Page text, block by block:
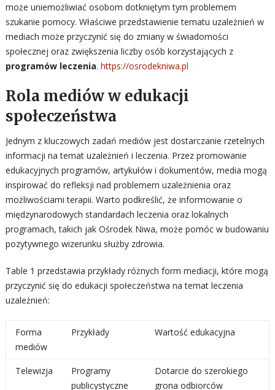
może uniemożliwiać osobom dotkniętym tym problemem
szukanie pomocy. Właściwe przedstawienie tematu uzależnień w
mediach może przyczynić się do zmiany w świadomości
społecznej oraz zwiększenia liczby osób korzystających z
programów leczenia. https://osrodekniwa.pl
Rola mediów w edukacji
społeczeństwa
Jednym z kluczowych zadań mediów jest dostarczanie rzetelnych
informacji na temat uzależnień i leczenia. Przez promowanie
edukacyjnych programów, artykułów i dokumentów, media mogą
inspirować do refleksji nad problemem uzależnienia oraz
możliwościami terapii. Warto podkreślić, że informowanie o
międzynarodowych standardach leczenia oraz lokalnych
programach, takich jak Ośrodek Niwa, może pomóc w budowaniu
pozytywnego wizerunku służby zdrowia.
Table 1 przedstawia przykłady różnych form mediacji, które mogą
przyczynić się do edukacji społeczeństwa na temat leczenia
uzależnień:
Forma
mediów
Przykłady Wartość edukacyjna
Telewizja
Programy
publicystyczne
Dotarcie do szerokiego
grona odbiorców